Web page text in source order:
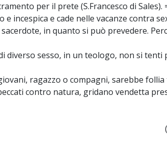
per il prete (S.Francesco di Sales).
incespica e cade nelle vacanze contra
in quanto si può prevedere.
diverso sesso, in un teologo, non si tenti
ragazzo o compagni, sarebbe
contro natura, gridano vendetta